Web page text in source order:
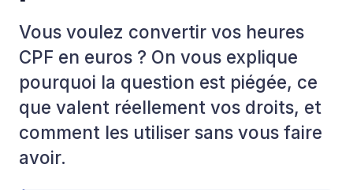
Vous voulez convertir vos heures
CPF en euros ? On vous explique
pourquoi la question est piégée, ce
que valent réellement vos droits, et
comment les utiliser sans vous faire
avoir.